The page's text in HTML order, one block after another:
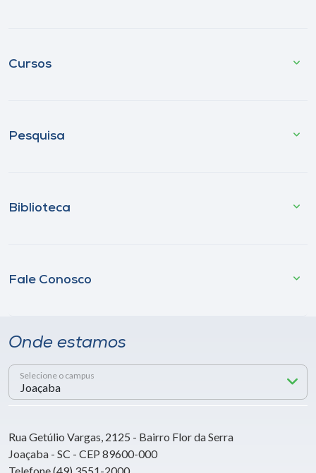
Cursos
Pesquisa
Biblioteca
Fale Conosco
Onde estamos
Selecione o campus
Rua Getúlio Vargas, 2125 - Bairro Flor da Serra
Joaçaba - SC - CEP 89600-000